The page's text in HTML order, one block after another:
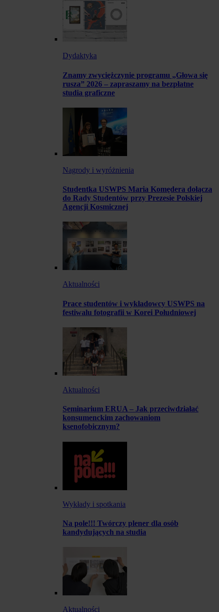
Dydaktyka
Znamy zwyciężczynie programu „Głowa się
rusza” 2026 – zapraszamy na bezpłatne
studia graficzne
Nagrody i wyróżnienia
Studentka USWPS Maria Komędera dołącza
do Rady Studentów przy Prezesie Polskiej
Agencji Kosmicznej
Aktualności
Prace studentów i wykładowcy USWPS na
festiwalu fotografii w Korei Południowej
Aktualności
Seminarium ERUA – Jak przeciwdziałać
konsumenckim zachowaniom
ksenofobicznym?
Wykłady i spotkania
Na pole!!! Twórczy plener dla osób
kandydujących na studia
Aktualności